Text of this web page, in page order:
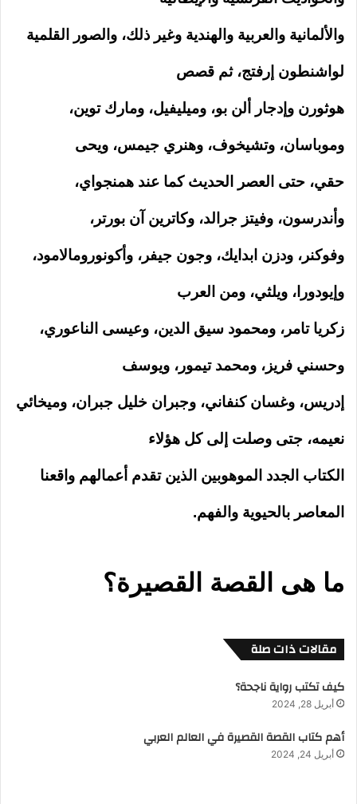
والألمانية والعربية والهندية وغير ذلك، والصور القلمية
لواشنطون إرفتج، ثم قصص
هوثورن وإدجار ألن بو، وميليفيل، ومارك توين،
وموباسان، وتشيخوف، وهنري جيمس، ويحى
حقي، حتى العصر الحديث كما عند همنجواي،
وأندرسون، وفيتز جرالد، وكاترين آن بورتر،
وفوكنر، ودزن ابدايك، وجون جيفر، وأكونورومالامود،
وإيودورا، ويلثي، ومن العرب
زكريا تامر، ومحمود سيق الدين، وعيسى الناعوري،
وحسني فريز، ومحمد تيمور، ويوسف
إدريس، وغسان كنفاني، وجبران خليل جبران، وميخائي
نعيمه، جتى وصلت إلى كل هؤلاء
الكتاب الجدد الموهوبين الذين تقدم أعمالهم واقعنا
المعاصر بالحيوية والفهم.
ما هى القصة القصيرة؟
مقالات ذات صلة
كيف تكتب رواية ناجحة؟
أبريل 28, 2024
أهم كتاب القصة القصيرة في العالم العربي
أبريل 24, 2024